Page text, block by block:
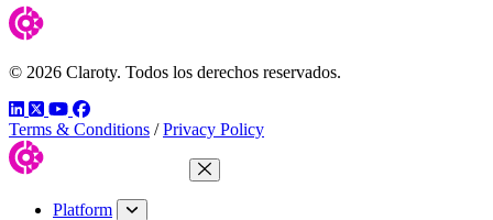
© 2026 Claroty. Todos los derechos reservados.
LinkedIn
TwitterYouTube
Facebook
Terms & Conditions / Privacy Policy
Close Menu
Platform